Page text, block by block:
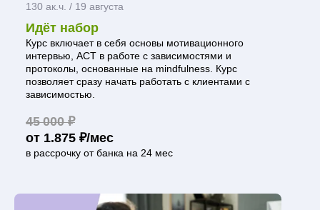
130 ак.ч. / 19 августа
Идёт набор
Курс включает в себя основы мотивационного
интервью, ACT в работе с зависимостями и
протоколы, основанные на mindfulness. Курс
позволяет сразу начать работать с клиентами с
зависимостью.
45 000 ₽
от 1.875 ₽/мес
в рассрочку от банка на 24 мес